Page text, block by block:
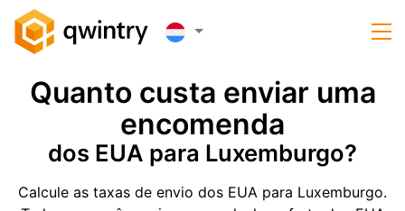
Quanto custa enviar uma
encomenda
dos EUA para Luxemburgo?
Calcule as taxas de envio dos EUA para Luxemburgo.